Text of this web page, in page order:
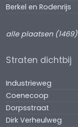
Berkel en Rodenrijs
alle plaatsen (1469)
Straten dichtbij
Industrieweg
Coenecoop
Dorpsstraat
Dirk Verheulweg